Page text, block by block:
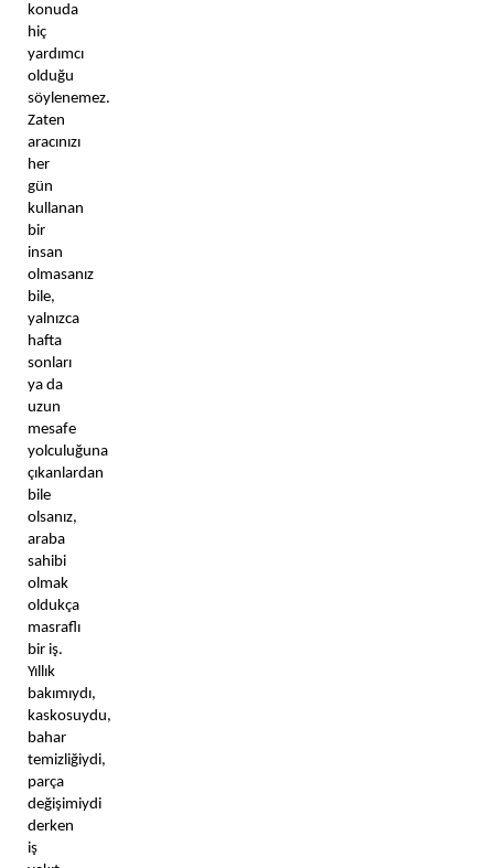
konuda
hiç
yardımcı
olduğu
söylenemez.
Zaten
aracınızı
her
gün
kullanan
bir
insan
olmasanız
bile,
yalnızca
hafta
sonları
ya da
uzun
mesafe
yolculuğuna
çıkanlardan
bile
olsanız,
araba
sahibi
olmak
oldukça
masraflı
bir iş.
Yıllık
bakımıydı,
kaskosuydu,
bahar
temizliğiydi,
parça
değişimiydi
derken
iş